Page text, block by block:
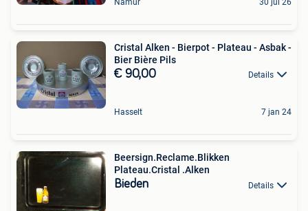
Namur 30 jul 26
Cristal Alken - Bierpot - Plateau - Asbak -
Bier Bière Pils
€ 90,00 Details
Hasselt 7 jan 24
Beersign.Reclame.Blikken
Plateau.Cristal .Alken
Bieden Details